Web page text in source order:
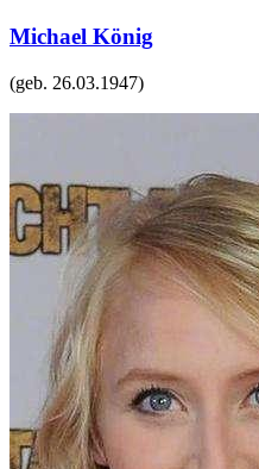
Michael König
(geb. 26.03.1947)